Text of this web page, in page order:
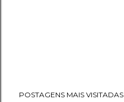
POSTAGENS MAIS VISITADAS